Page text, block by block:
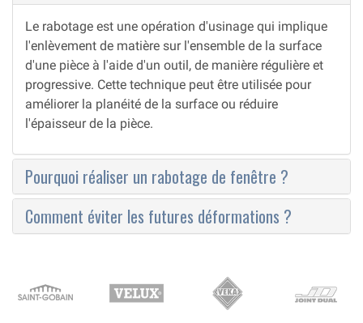
Le rabotage est une opération d'usinage qui implique
l'enlèvement de matière sur l'ensemble de la surface
d'une pièce à l'aide d'un outil, de manière régulière et
progressive. Cette technique peut être utilisée pour
améliorer la planéité de la surface ou réduire
l'épaisseur de la pièce.
Pourquoi réaliser un rabotage de fenêtre ?
Comment éviter les futures déformations ?